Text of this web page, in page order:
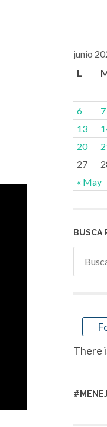
junio
L
« May
6
7
13
20
27
BUSCA
There